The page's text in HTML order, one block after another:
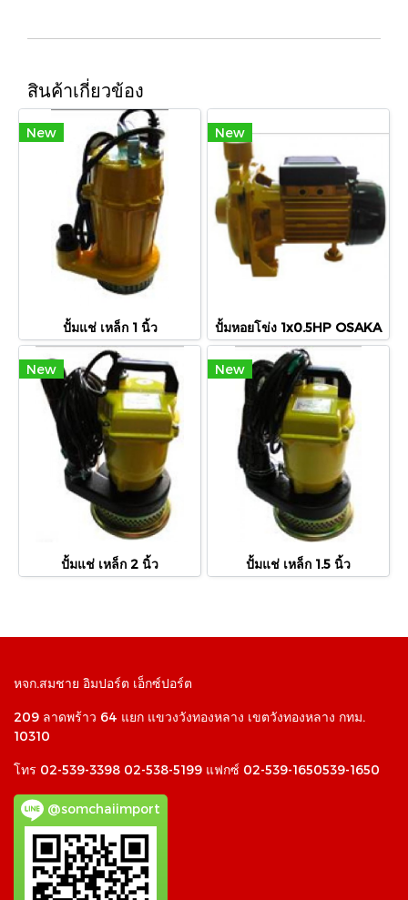
สินค้าเกี่ยวข้อง
New
ปั้มแช่ เหล็ก 1 นิ้ว
New
ปั้มหอยโข่ง 1x0.5HP OSAKA
New
ปั้มแช่ เหล็ก 2 นิ้ว
New
ปั้มแช่ เหล็ก 1.5 นิ้ว
หจก.สมชาย อิมปอร์ต เอ็กซ์ปอร์ต
209 ลาดพร้าว 64 แยก แขวงวังทองหลาง เขตวังทองหลาง กทม.
10310
โทร 02-539-3398 02-538-5199 แฟกซ์ 02-539-1650539-1650
@somchaiimport